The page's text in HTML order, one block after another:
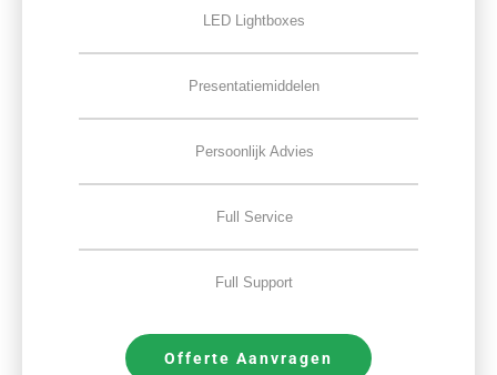
LED Lightboxes
Presentatiemiddelen
Persoonlijk Advies
Full Service
Full Support
Offerte Aanvragen